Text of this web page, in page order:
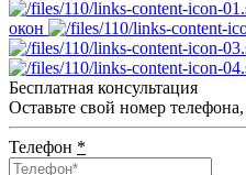
окон
Бесплатная консультация
Оставьте свой номер
Телефон *